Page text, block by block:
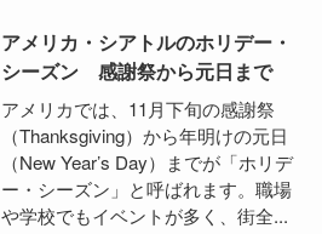
アメリカ・シアトルのホリデー・
シーズン 感謝祭から元日まで
アメリカでは、11月下旬の感謝祭
（Thanksgiving）から年明けの元日
（New Year’s Day）までが「ホリデ
ー・シーズン」と呼ばれます。職場
や学校でもイベントが多く、街全...